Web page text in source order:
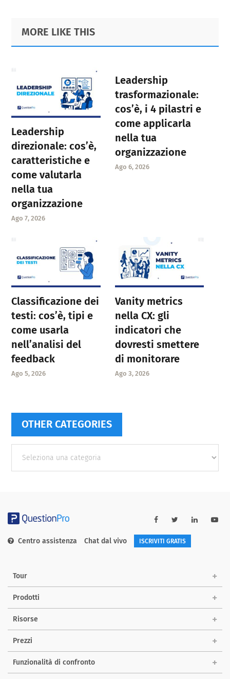
Primary
Sidebar
Footer
MORE LIKE THIS
Leadership
direzionale: cos’è,
caratteristiche e
come valutarla
nella tua
organizzazione
Ago 7, 2026
Leadership
trasformazionale:
cos’è, i 4 pilastri e
come applicarla
nella tua
organizzazione
Ago 6, 2026
Classificazione dei
testi: cos’è, tipi e
come usarla
nell’analisi del
feedback
Ago 5, 2026
Vanity metrics
nella CX: gli
indicatori che
dovresti smettere
di monitorare
Ago 3, 2026
OTHER CATEGORIES
categories
Centro assistenza Chat dal vivo ISCRIVITI GRATIS
Tour
Prodotti
Risorse
Prezzi
Funzionalità di confronto